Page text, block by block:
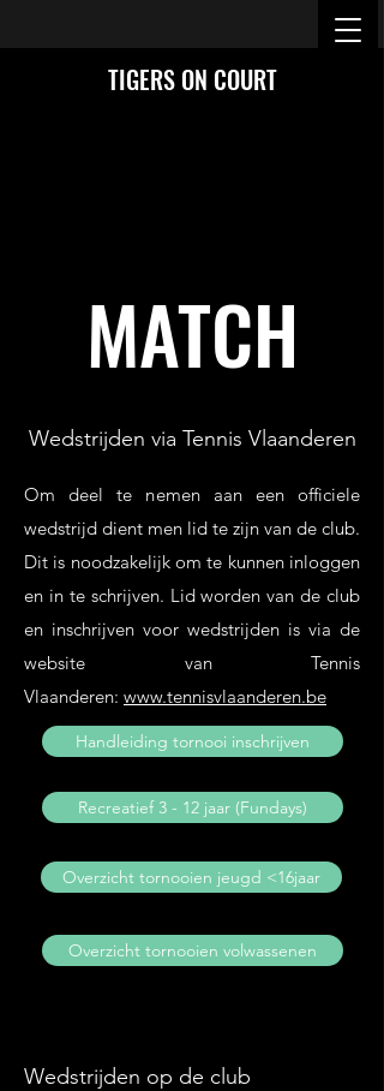
TIGERS ON COURT
MATCH
Wedstrijden via Tennis Vlaanderen
Om deel te nemen aan een officiele
wedstrijd dient men lid te zijn van de club.
Dit is noodzakelijk om te kunnen inloggen
en in te schrijven. Lid worden van de club
en inschrijven voor wedstrijden is via de
website van Tennis
Vlaanderen: www.tennisvlaanderen.be
Handleiding tornooi inschrijven
Recreatief 3 - 12 jaar (Fundays)
Overzicht tornooien jeugd <16jaar
Overzicht tornooien volwassenen
Wedstrijden op de club